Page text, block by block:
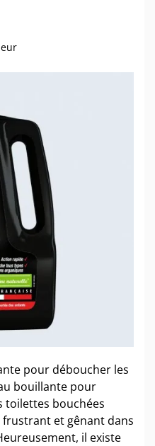
pour déboucher les
bouillante pour
toilettes bouchées
et gênant dans
il existe